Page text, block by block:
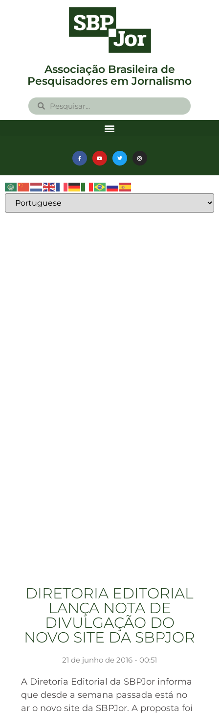
Associação Brasileira de
Pesquisadores em Jornalismo
DIRETORIA EDITORIAL
LANÇA NOTA DE
DIVULGAÇÃO DO
NOVO SITE DA SBPJOR
21 de junho de 2016 - 00:51
A Diretoria Editorial da SBPJor informa
que desde a semana passada está no
ar o novo site da SBPJor. A proposta foi